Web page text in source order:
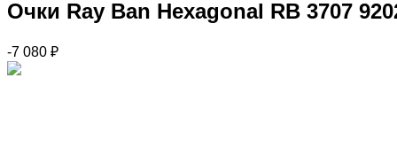
Очки Ray Ban Hexagonal RB 3707
-7 080 ₽